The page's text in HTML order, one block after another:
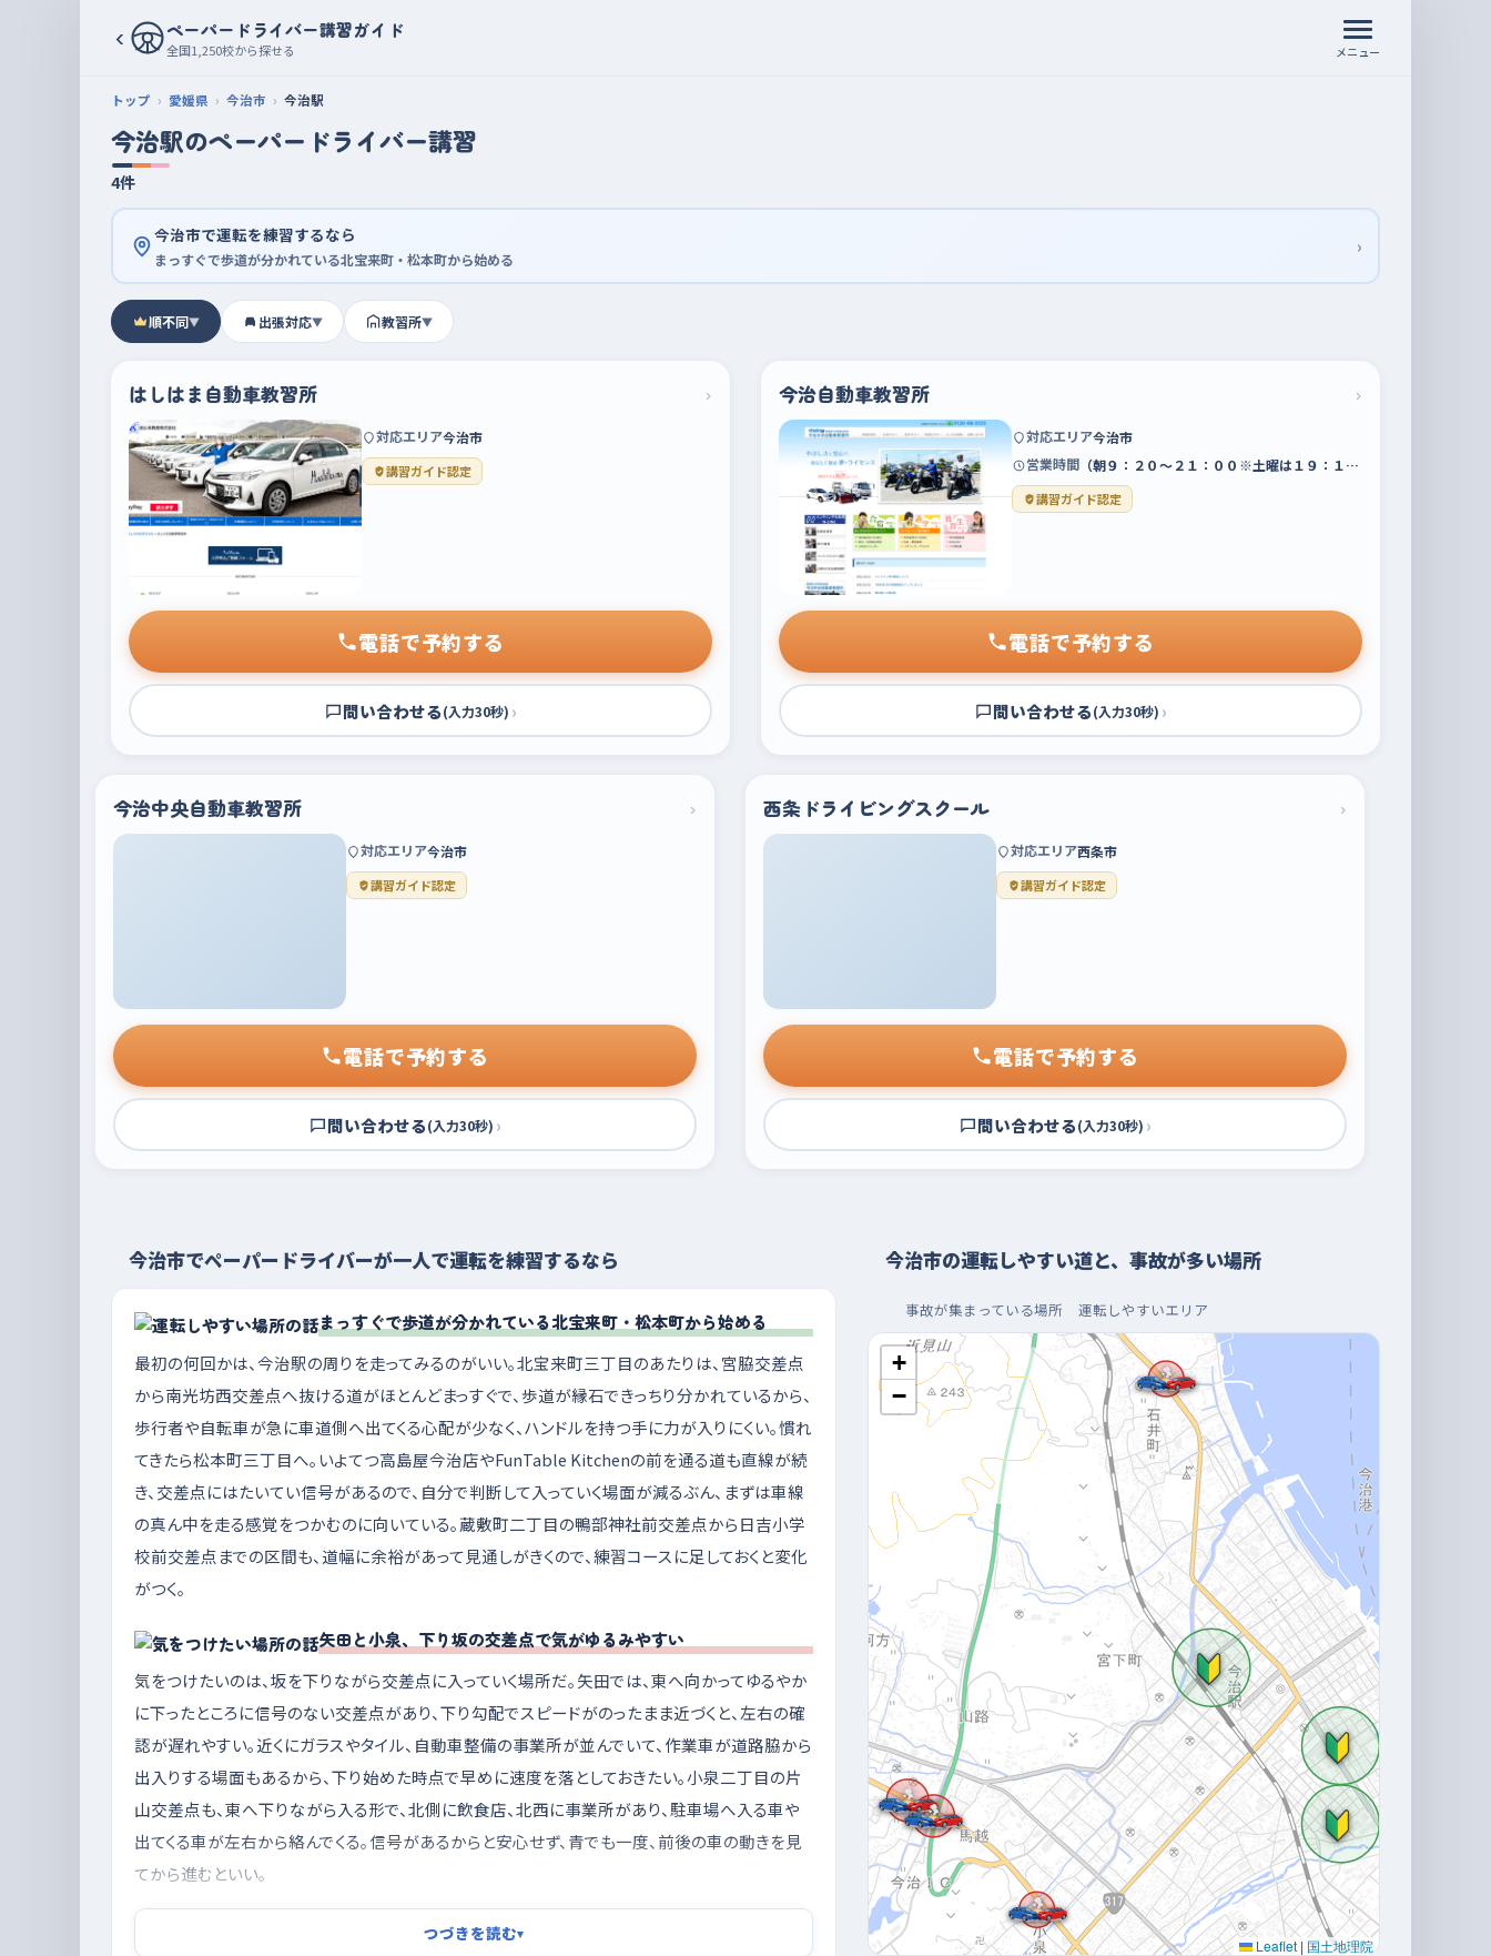
‹ ペーパードライバー講習ガイド
全国1,250校から探せる メニュー
トップ 愛媛県 今治市 今治駅
今治駅のペーパードライバー講習
4件
今治市で運転を練習するなら
まっすぐで歩道が分かれている北宝来町・松本町から始める ›
順不同▼ 出張対応▼ 教習所▼
はしはま自動車教習所 ›
対応エリア今治市
講習ガイド認定
電話で予約する
問い合わせる(入力30秒) ›
今治自動車教習所 ›
対応エリア今治市
営業時間 （朝９：２０～２１：００※土曜は１９：１…
講習ガイド認定
電話で予約する
問い合わせる(入力30秒) ›
今治中央自動車教習所 ›
対応エリア今治市
講習ガイド認定
電話で予約する
問い合わせる(入力30秒) ›
西条ドライビングスクール ›
対応エリア西条市
講習ガイド認定
電話で予約する
問い合わせる(入力30秒) ›
今治市でペーパードライバーが一人で運転を練習するなら
まっすぐで歩道が分かれている北宝来町・松本町から始める
最初の何回かは、今治駅の周りを走ってみるのがいい。北宝来町三丁目のあたりは、宮脇交差点
から南光坊西交差点へ抜ける道がほとんどまっすぐで、歩道が縁石できっちり分かれているから、
歩行者や自転車が急に車道側へ出てくる心配が少なく、ハンドルを持つ手に力が入りにくい。慣れ
てきたら松本町三丁目へ。いよてつ高島屋今治店やFunTable Kitchenの前を通る道も直線が続
き、交差点にはたいてい信号があるので、自分で判断して入っていく場面が減るぶん、まずは車線
の真ん中を走る感覚をつかむのに向いている。蔵敷町二丁目の鴨部神社前交差点から日吉小学
校前交差点までの区間も、道幅に余裕があって見通しがきくので、練習コースに足しておくと変化
がつく。
矢田と小泉、下り坂の交差点で気がゆるみやすい
気をつけたいのは、坂を下りながら交差点に入っていく場所だ。矢田では、東へ向かってゆるやか
に下ったところに信号のない交差点があり、下り勾配でスピードがのったまま近づくと、左右の確
認が遅れやすい。近くにガラスやタイル、自動車整備の事業所が並んでいて、作業車が道路脇から
出入りする場面もあるから、下り始めた時点で早めに速度を落としておきたい。小泉二丁目の片
山交差点も、東へ下りながら入る形で、北側に飲食店、北西に事業所があり、駐車場へ入る車や
出てくる車が左右から絡んでくる。信号があるからと安心せず、青でも一度、前後の車の動きを見
てから進むといい。
夕方前に走り、駐車はイオンモール今治新都市の広い区画で
つづきを読む▾
今治市の運転しやすい道と、事故が多い場所
事故が集まっている場所 運転しやすいエリア
+
−
Leaflet | 国土地理院